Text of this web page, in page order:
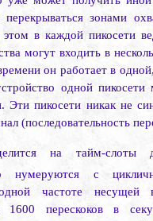
зонами
в каждой пикосети
могут входить в
он работает в
одной
Эти пикосети никак не
(последовательность
на тайм-слоты
нумеруются с
частоте несущей
1600 перескоков в